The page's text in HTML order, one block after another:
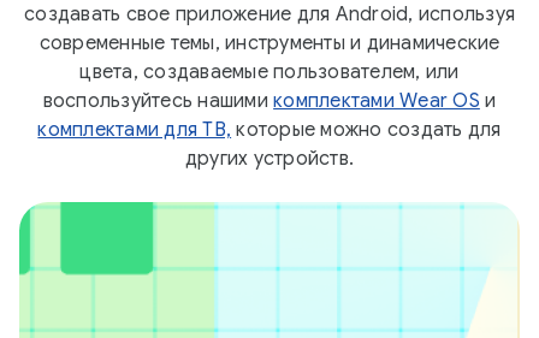
создавать свое приложение для Android, используя
современные темы, инструменты и динамические
цвета, создаваемые пользователем, или
воспользуйтесь нашимикомплектами Wear OS и
комплектами для ТВ, которые можно создать для
других устройств.